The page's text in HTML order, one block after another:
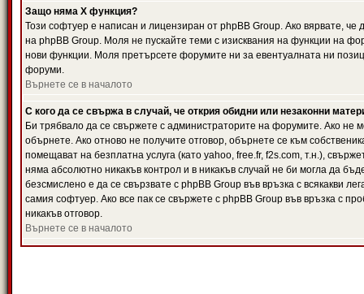
Защо няма X функция?
Този софтуер е написан и лицензиран от phpBB Group. Ако вярвате,
на phpBB Group. Моля не пускайте теми с изисквания на функции на
нови функции. Моля претърсете форумите ни за евентуалната ни
форуми.
Върнете се в началото
С кого да се свържа в случай, че открия обидни или незаконни
Би трябвало да се свържете с администраторите на форумите. Ако не
обърнете. Ако отново не получите отговор, обърнете се към
помещават на безплатна услуга (като yahoo, free.fr, f2s.com, т.н.),
няма абсолютно никакъв контрол и в никакъв случай не би могла да
безсмислено е да се свързвате с phpBB Group във връзка с всякакви
самия софтуер. Ако все пак се свържете с phpBB Group във връзка с
никакъв отговор.
Върнете се в началото